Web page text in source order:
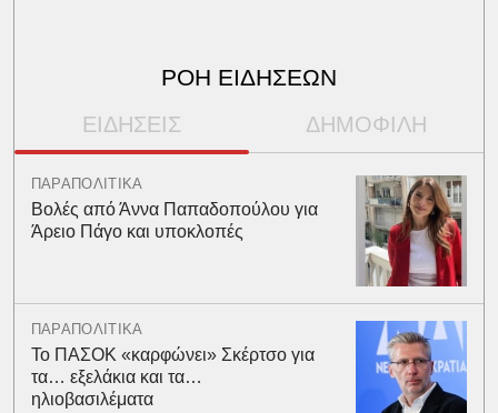
ΡΟΗ ΕΙΔΗΣΕΩΝ
ΕΙΔΗΣΕΙΣ ΔΗΜΟΦΙΛΗ
ΠΑΡΑΠΟΛΙΤΙΚΑ
Βολές από Άννα Παπαδοπούλου για
Άρειο Πάγο και υποκλοπές
ΠΑΡΑΠΟΛΙΤΙΚΑ
Το ΠΑΣΟΚ «καρφώνει» Σκέρτσο για
τα… εξελάκια και τα…
ηλιοβασιλέματα